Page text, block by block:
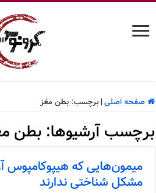
صفحه اصلی| برچسب:بطن مغز
برچسب آرشیوها:بطن
میمون‌هایی که هیپوکامپوس
مشکل شناختی ندارند